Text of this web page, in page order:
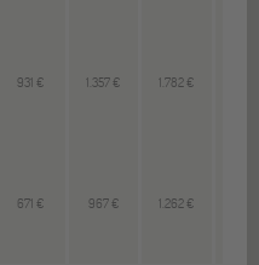
931 € 1.357 € 1.782 €
671 € 967 € 1.262 €